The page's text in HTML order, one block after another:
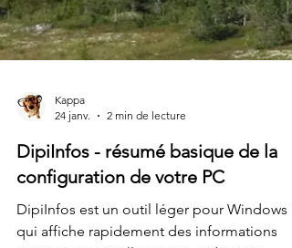
24 janv.
2 min de lecture
DipiInfos - résumé basique de la
configuration de votre PC